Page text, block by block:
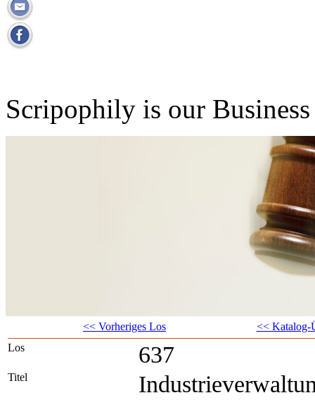
Scripophily is our
<< Vorheriges Los
<< Katalog-
Los
637
Titel